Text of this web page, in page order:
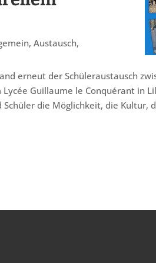
,Austausch,
erneut der Schüleraustausch
Guillaume le Conquérant in
die Möglichkeit, die Kultur,